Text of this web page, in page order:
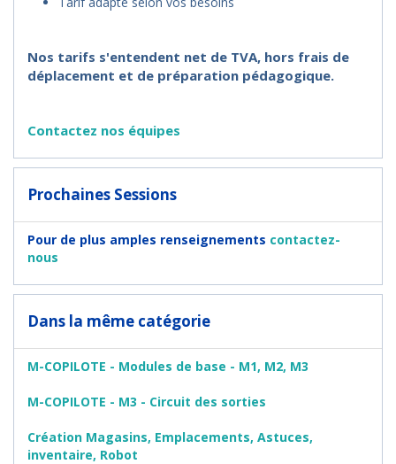
Nos tarifs s'entendent net de TVA, hors frais de
déplacement et de préparation pédagogique.
Contactez nos équipes
Prochaines Sessions
Pour de plus amples renseignements contactez-
nous
Dans la même catégorie
M-COPILOTE - Modules de base - M1, M2, M3
M-COPILOTE - M3 - Circuit des sorties
Création Magasins, Emplacements, Astuces,
inventaire, Robot